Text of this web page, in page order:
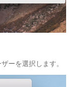
ーを選択します。